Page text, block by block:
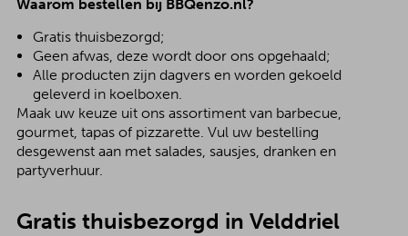
Waarom bestellen bij BBQenzo.nl?
Gratis thuisbezorgd;
Geen afwas, deze wordt door ons opgehaald;
Alle producten zijn dagvers en worden gekoeld
geleverd in koelboxen.
Maak uw keuze uit ons assortiment van barbecue,
gourmet, tapas of pizzarette. Vul uw bestelling
desgewenst aan met salades, sausjes, dranken en
partyverhuur.
Gratis thuisbezorgd in Velddriel